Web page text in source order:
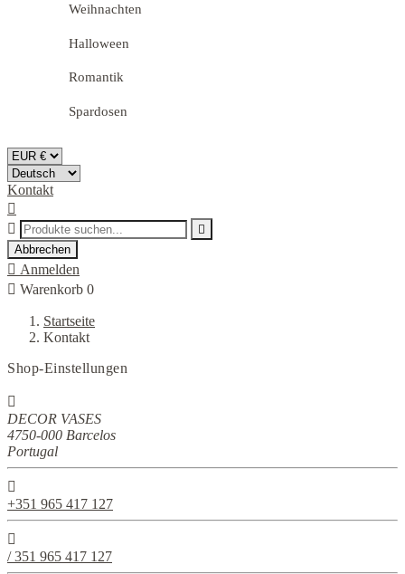
Weihnachten
Halloween
Romantik
Spardosen
Kontakt



Abbrechen
 Anmelden
 Warenkorb 0
Startseite
Kontakt
Shop-Einstellungen

DECOR VASES
4750-000 Barcelos
Portugal

+351 965 417 127

/ 351 965 417 127